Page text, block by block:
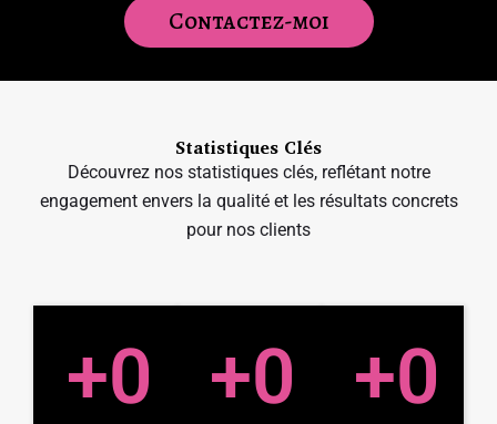
Contactez-moi
Statistiques Clés
Découvrez nos statistiques clés, reflétant notre
engagement envers la qualité et les résultats concrets
pour nos clients
+0 +0 +0